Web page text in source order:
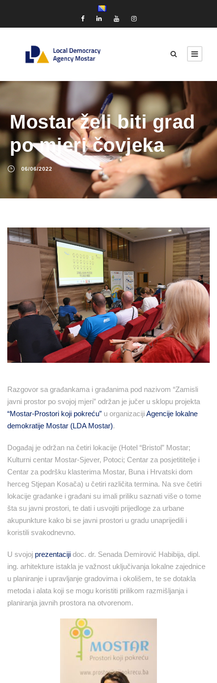
Mostar želi biti grad
po mjeri čovjeka
06/06/2022
Razgovor sa građankama i građanima pod nazivom “Zamisli
javni prostor po svojoj mjeri” održan je jučer u sklopu projekta
“Mostar-Prostori koji pokreću” u organizacijiAgencije lokalne
demokratije Mostar (LDA Mostar).
Događaj je održan na četiri lokacije (Hotel “Bristol” Mostar;
Kulturni centar Mostar-Sjever, Potoci; Centar za posjetititelje i
Centar za podršku klasterima Mostar, Buna i Hrvatski dom
herceg Stjepan Kosača) u četiri različita termina. Na sve četiri
lokacije građanke i građani su imali priliku saznati više o tome
šta su javni prostori, te dati i usvojiti prijedloge za urbane
akupunkture kako bi se javni prostori u gradu unaprijedili i
koristili svakodnevno.
U svojoj prezentaciji doc. dr. Senada Demirović Habibija, dipl.
ing. arhitekture istakla je važnost uključivanja lokalne zajednice
u planiranje i upravljanje gradovima i okolišem, te se dotakla
metoda i alata koji se mogu koristiti prilikom razmišljanja i
planiranja javnih prostora na otvorenom.